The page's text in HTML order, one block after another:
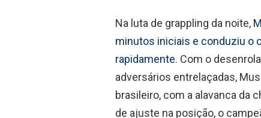
Na luta de grappling da noite,
minutos iniciais e conduziu o
rapidamente. Com o
adversários entrelaçadas,
brasileiro, com a alavanca da
de ajuste na posição, o